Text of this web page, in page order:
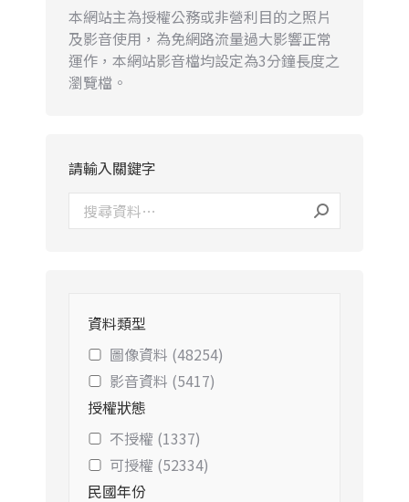
本網站主為授權公務或非營利目的之照片
及影音使用，為免網路流量過大影響正常
運作，本網站影音檔均設定為3分鐘長度之
瀏覽檔。
請輸入關鍵字
資料類型
圖像資料 (48254)
影音資料 (5417)
授權狀態
不授權 (1337)
可授權 (52334)
民國年份